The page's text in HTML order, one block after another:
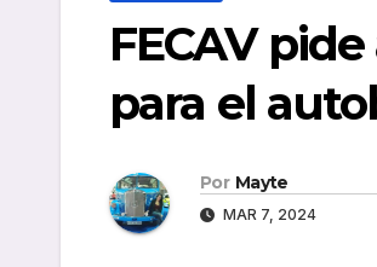
FECAV
para el
Por Mayte
MAR 7, 2024